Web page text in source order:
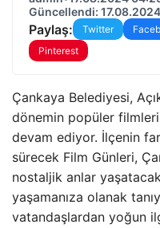
Güncellendi:
Paylaş: Twitter
Pinterest
Çankaya Belediyesi,
dönemin popüler
devam ediyor. İlçenin
sürecek Film Günleri,
nostaljik anlar
yaşamanıza olanak
vatandaşlardan yoğun